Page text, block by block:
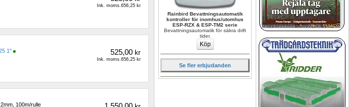
Rainbird Bevattningsautomatik
kontroller för inomhus/utomhus
ESP-RZX & ESP-TM2 serie
Bevattningsautomatik för säkra drift
tider.
Se fler erbjudanden
Ink. moms.656,25 kr
1" 525,00kr
Ink. moms.656,25 kr
100m/rulle